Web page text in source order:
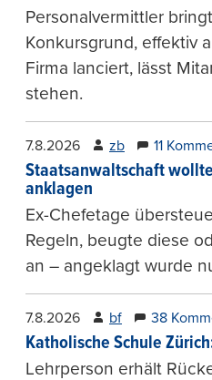
Personalvermittler
Konkursgrund, effektiv
Firma lanciert, lässt
stehen.
7.8.2026 zb 11
Staatsanwaltschaft
anklagen
Ex-Chefetage
Regeln, beugte diese
an – angeklagt wurde
7.8.2026 bf 38
Katholische Schule
Lehrperson erhält